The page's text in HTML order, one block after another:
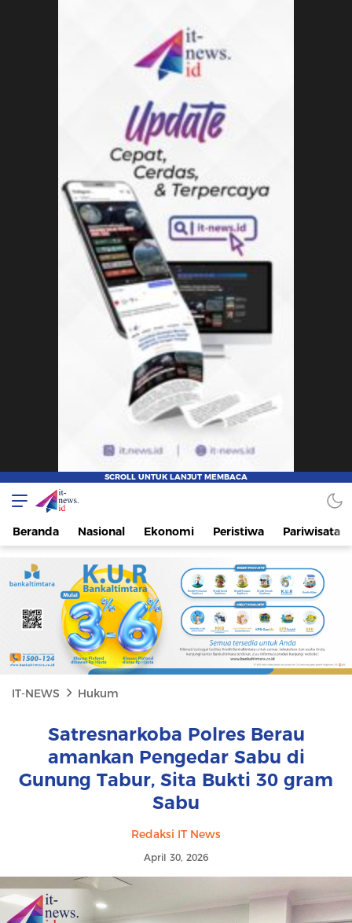
IT-NEWS
Update Cepat, Cerdas, dan Terpercaya
Beranda Nasional Ekonomi Peristiwa Pariwisata
IT-NEWS Hukum
Satresnarkoba Polres Berau
amankan Pengedar Sabu di
Gunung Tabur, Sita Bukti 30 gram
Sabu
Redaksi IT News
April 30, 2026